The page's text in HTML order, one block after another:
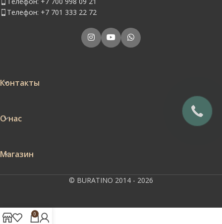
Телефон: +7 701 333 22 72
Контакты
О нас
Магазин
© BURATINO 2014 - 2026
0